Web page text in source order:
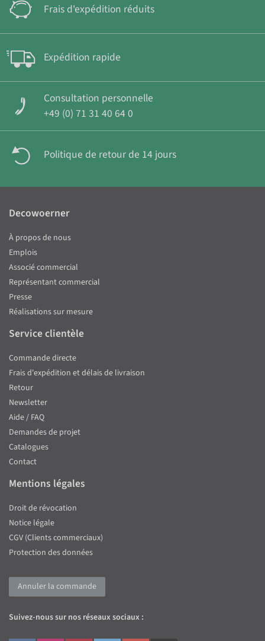
Frais d'expédition réduits
Expédition rapide
Consultation personnelle
+49 (0) 71 31 40 64 0
Politique de retour de 14 jours
Decowoerner
À propos de nous
Emplois
Associé commercial
Représentant commercial
Presse
Réalisations sur mesure
Service clientèle
Commande directe
Frais d'expédition et délais de livraison
Retour
Newsletter
Aide / FAQ
Demandes de projet
Catalogues
Contact
Mentions légales
Droit de révocation
Notice légale
CGV (Clients commerciaux)
Protection des données
Annuler la commande
Suivez-nous sur nos réseaux sociaux :